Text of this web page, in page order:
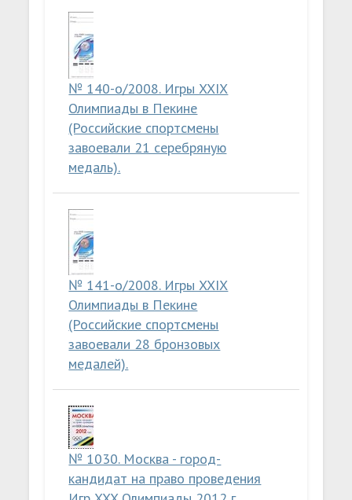
№ 140-о/2008. Игры XXIX
Олимпиады в Пекине
(Российские спортсмены
завоевали 21 серебряную
медаль).
№ 141-о/2008. Игры XXIX
Олимпиады в Пекине
(Российские спортсмены
завоевали 28 бронзовых
медалей).
№ 1030. Москва - город-
кандидат на право проведения